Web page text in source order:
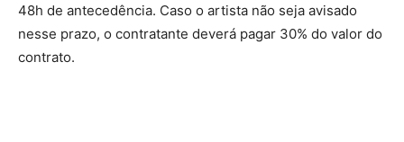
48h de antecedência. Caso o artista não seja avisado
nesse prazo, o contratante deverá pagar 30% do valor do
contrato.